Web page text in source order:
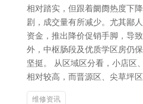
相对踏实，但跟着阛阓热度下
剧，成交量有所减少。尤其鄙
资金，推出降价促销手脚，导
外，中枢肠段及优质学区房仍
坚挺。 从区域区分看，小店区
相对较高，而晋源区、尖草坪
维修资讯